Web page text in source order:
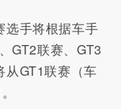
选手将根据车手
GT2联赛、GT3
从GT1联赛（车